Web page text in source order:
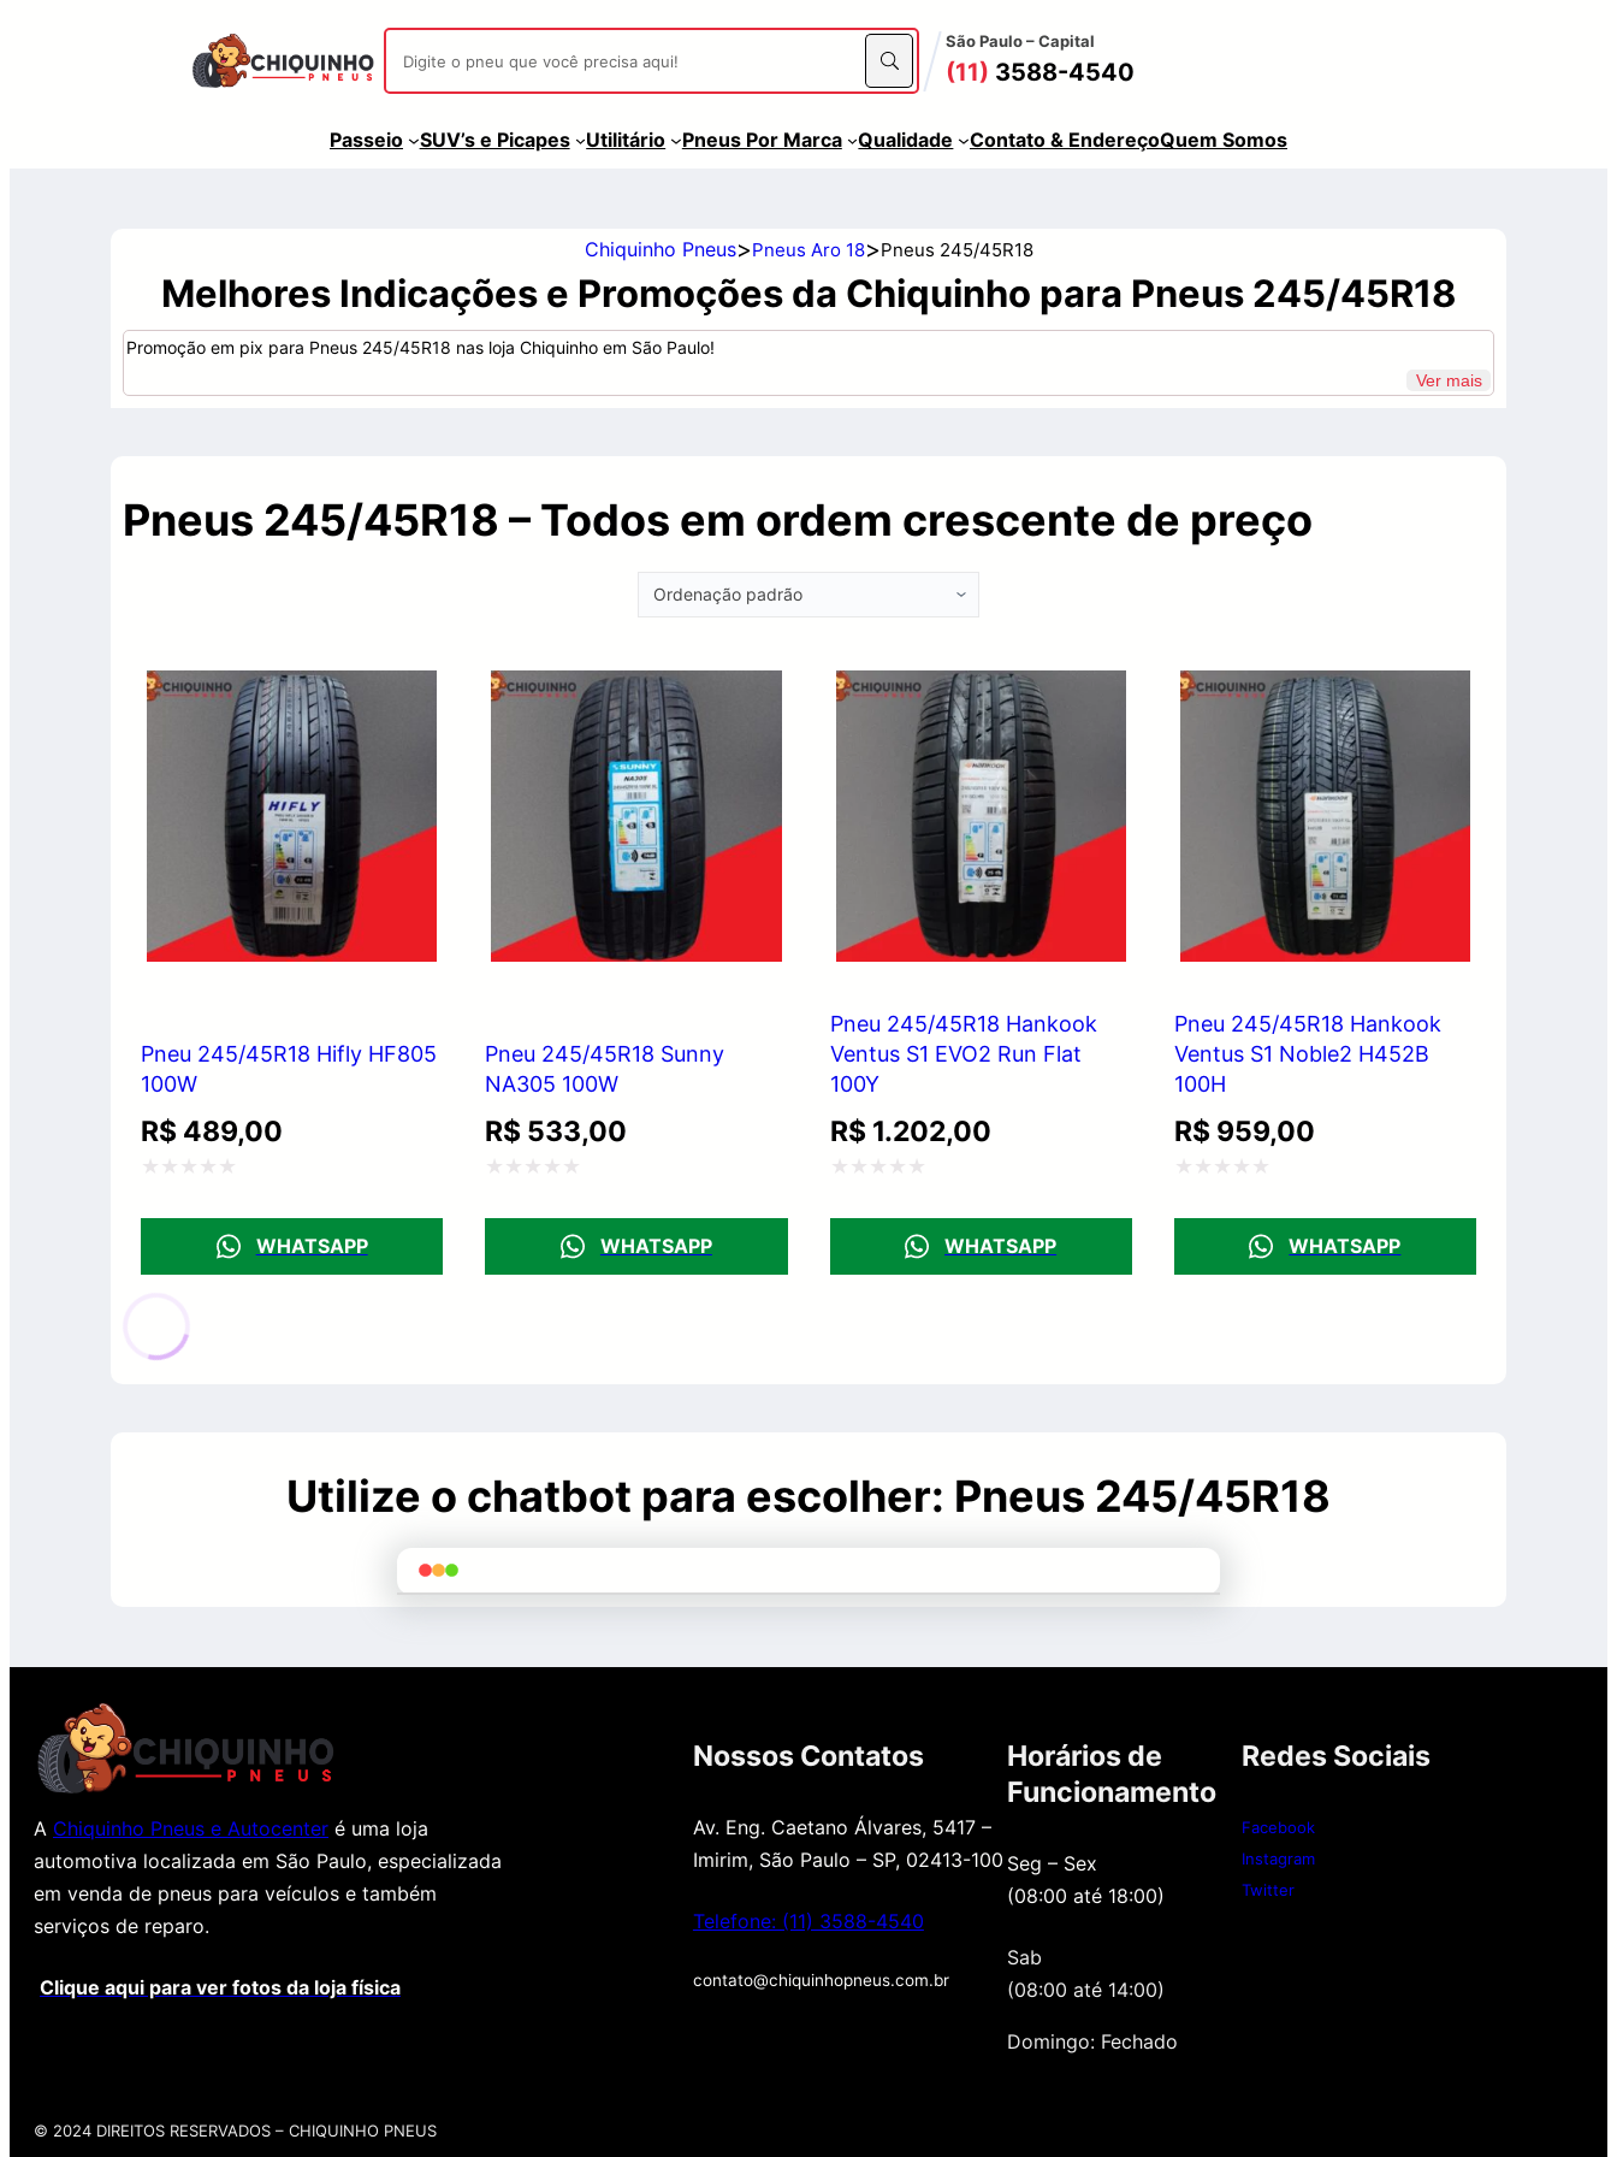
São Paulo – Capital
(11) 3588-4540
Passeio SUV’s e Picapes Utilitário Pneus Por Marca Qualidade Contato & EndereçoQuem Somos
Chiquinho Pneus>Pneus Aro 18>Pneus 245/45R18
Melhores Indicações e Promoções da Chiquinho para Pneus 245/45R18
Promoção em pix para Pneus 245/45R18 nas loja Chiquinho em São Paulo!
Ver mais
Pneus 245/45R18 – Todos em ordem crescente de preço
Pneu 245/45R18 Hifly HF805
100W
R$ 489,00
WHATSAPP
Pneu 245/45R18 Sunny
NA305 100W
R$ 533,00
WHATSAPP
Pneu 245/45R18 Hankook
Ventus S1 EVO2 Run Flat
100Y
R$ 1.202,00
WHATSAPP
Pneu 245/45R18 Hankook
Ventus S1 Noble2 H452B
100H
R$ 959,00
WHATSAPP
Utilize o chatbot para escolher: Pneus 245/45R18
A Chiquinho Pneus e Autocenter é uma loja
automotiva localizada em São Paulo, especializada
em venda de pneus para veículos e também
serviços de reparo.
Clique aqui para ver fotos da loja física
Nossos Contatos
Av. Eng. Caetano Álvares, 5417 –
Imirim, São Paulo – SP, 02413-100
Telefone: (11) 3588-4540
contato@chiquinhopneus.com.br
Horários de
Funcionamento
Seg – Sex
(08:00 até 18:00)
Sab
(08:00 até 14:00)
Domingo: Fechado
Redes Sociais
Facebook
Instagram
Twitter
© 2024 DIREITOS RESERVADOS​ – CHIQUINHO PNEUS